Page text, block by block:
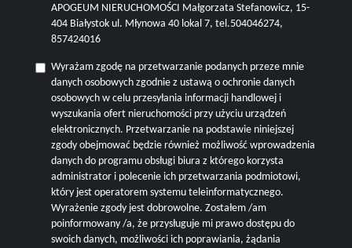
APOGEUM NIERUCHOMOŚCI Małgorzata Stefanowicz, 15-
404 Białystok ul. Młynowa 40 lokal 7, tel.504046274,
857424016
Wyrażam zgodę na przetwarzanie podanych przeze mnie
danych osobowych zgodnie z ustawą o ochronie danych
osobowych w celu przesyłania informacji handlowej i
wyszukania ofert nieruchomości przy użyciu urządzeń
elektronicznych. Przetwarzanie na podstawie niniejszej
zgody obejmować będzie również możliwość wprowadzenia
danych do programu obsługi biura z którego korzysta
administrator i polecenie ich przetwarzania podmiotowi,
który jest operatorem systemu teleinformatycznego.
Wyrażenie zgody jest dobrowolne. Zostałem /am
poinformowany /a, że przysługuje mi prawo dostępu do
swoich danych, możliwości ich poprawiania, żądania